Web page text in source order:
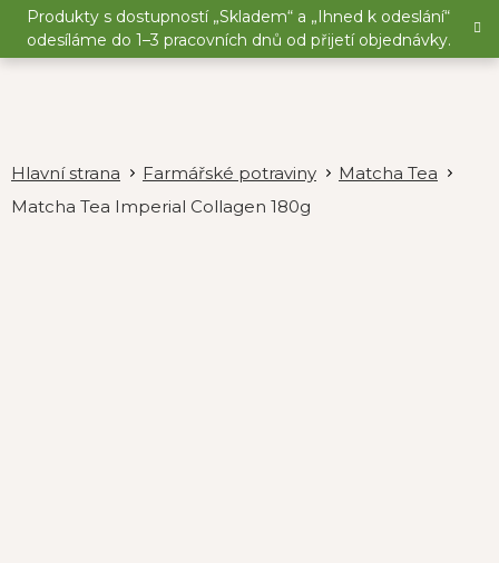
Přejít
obsah
Produkty s dostupností „Skladem“ a „Ihned k odeslání“
odesíláme do 1–3 pracovních dnů od přijetí objednávky.
Farmářské potraviny
Matcha Tea
Matcha Tea Imperial Collagen 180g